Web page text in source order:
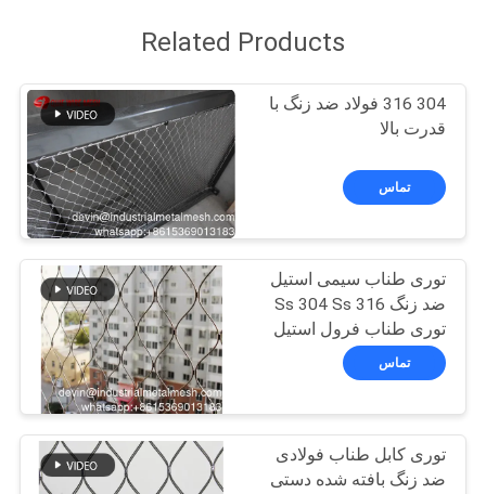
درخواست
نقل قول
نقشه
سایت
PRIVACY
POLICY
Related Products
304 316 فولاد ضد زنگ با
قدرت بالا
تماس
توری طناب سیمی استیل
ضد زنگ Ss 304 Ss 316
توری طناب فرول استیل
ضد زنگ برای فروش
تماس
توری کابل طناب فولادی
ضد زنگ بافته شده دستی